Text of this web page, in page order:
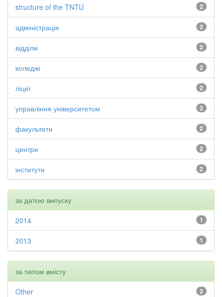
2
structure of the TNTU
2
адміністрація
2
відділи
2
коледжі
2
ліцеї
2
управління університетом
2
факультети
2
центри
2
інститути
за датою випуску
1
2014
1
2013
за типом вмісту
2
Other